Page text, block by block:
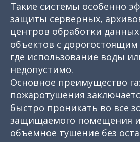
Такие системы особенно
защиты серверных,
центров обработки
объектов с
где использование воды
недопустимо.
Основное преимущество
пожаротушения
быстро проникать во все
защищаемого помещения и
объемное тушение без